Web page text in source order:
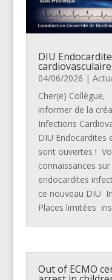
DIU
04/06/2026 |
Cher(e)
informer de la
Infections
DIU Endocardites
sont ouvertes !
connaissances
endocardites
ce nouveau DIU
Places limitées
Out of ECMO